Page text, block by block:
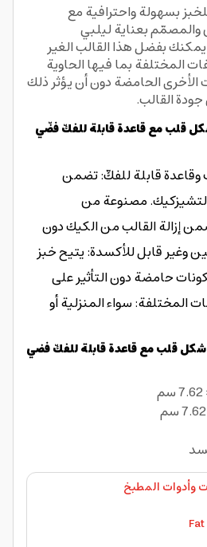
بسهولة واحترافية مع
بعناية ليلبي
بفضل هذا القالب الغير
المختلفة بما فيها الحاوية
الحامضة دون أن يؤثر ذلك
القالب.
قلب مع قاعدة قابلة للفكّ فضّي
قابلة للفكّ: تضمن
مصنوعة من
إزالة القالب من الكيك دون
قابل للأكسدة: يتيح خبز
حامضة دون التأثير على
المختلفة: سواء المنزلية أو
قلب مع قاعدة قابلة للفكّ فضي
وأدوات المطبخ